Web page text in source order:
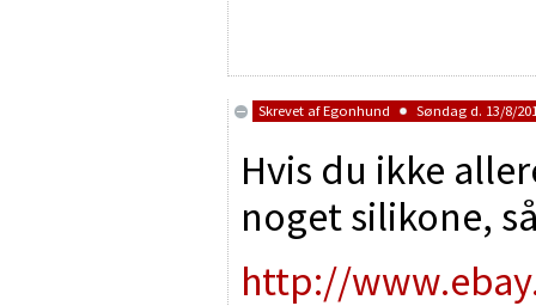
Skrevet afEgonhund Søndag d. 13/8/
Hvis du ikke
noget silikone,
http://